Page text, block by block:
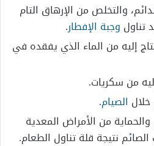
والتخلص من الإرهاق التام
تناول وجبة الإفطار.
إليه من الماء الذي يفقده في
من سكريات.
الصيام.
من الأمراض المعدية
نتيجة قلة تناول الطعام.